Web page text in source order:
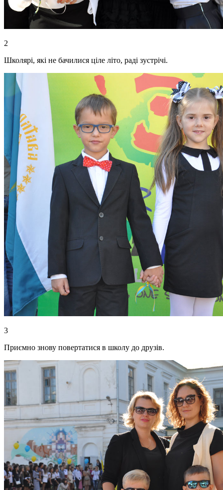
2
Школярі, які не бачилися ціле літо, раді зустрічі.
3
Приємно знову повертатися в школу до друзів.